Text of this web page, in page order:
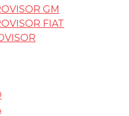
GM
FIAT